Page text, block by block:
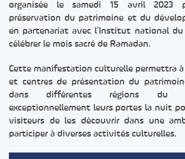
organisée le samedi 15 avril 2023
préservation du patrimoine et du
en partenariat avec l’Institut national
célébrer le mois sacré de Ramadan.
Cette manifestation culturelle permettra à
et centres de présentation du
dans différentes régions du
exceptionnellement leurs portes la nuit
visiteurs de les découvrir dans une
participer à diverses activités culturelles.